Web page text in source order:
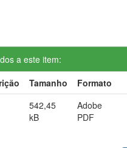
a este item:
Tamanho
Formato
542,45
kB
Adobe
PDF